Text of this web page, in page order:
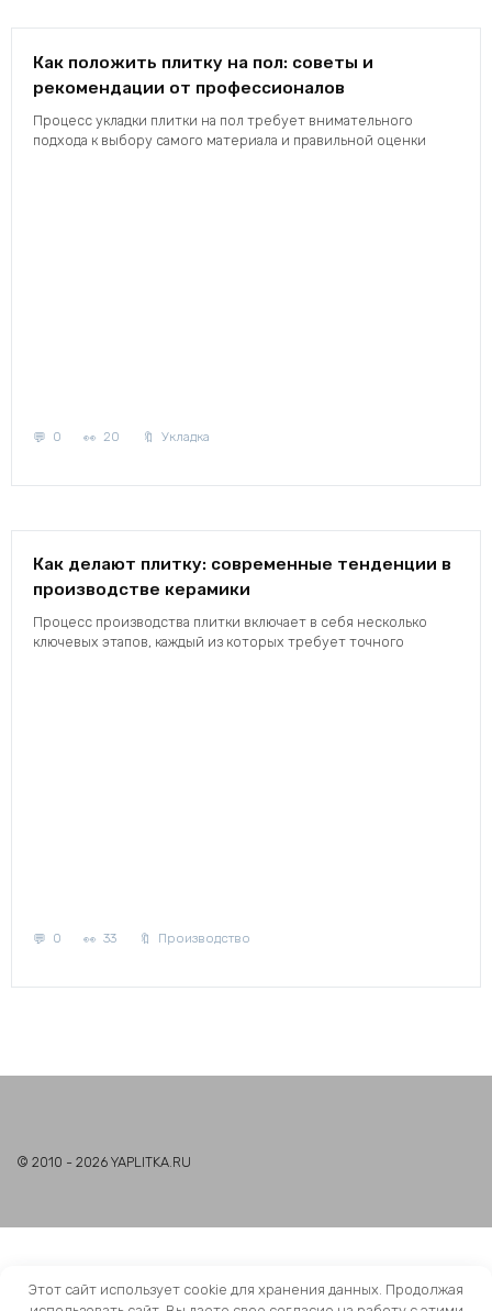
Как положить плитку на пол: советы и
рекомендации от профессионалов
Процесс укладки плитки на пол требует внимательного
подхода к выбору самого материала и правильной оценки
0 20 Укладка
Как делают плитку: современные тенденции в
производстве керамики
Процесс производства плитки включает в себя несколько
ключевых этапов, каждый из которых требует точного
0 33 Производство
© 2010 - 2026 YAPLITKA.RU
Этот сайт использует cookie для хранения данных. Продолжая